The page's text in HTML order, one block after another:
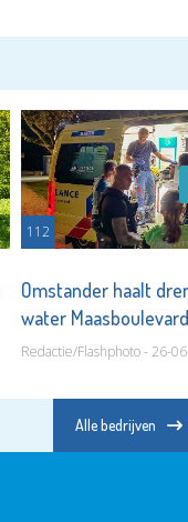
112
Omstander haalt
water
Redactie/Flashphoto - 26-
Alle bedrijven